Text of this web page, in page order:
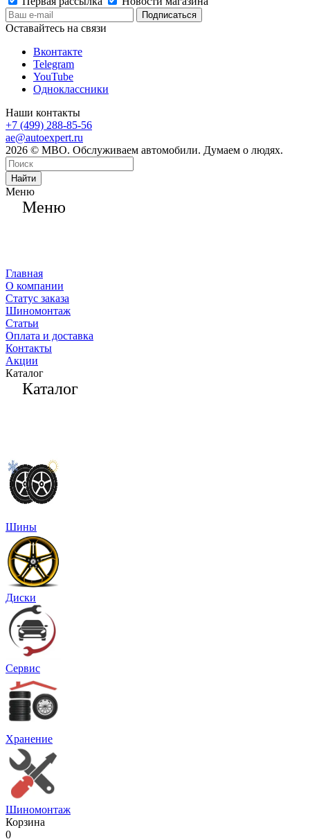
Оставайтесь на связи
Вконтакте
Telegram
YouTube
Одноклассники
Наши контакты
+7 (499) 288-85-56
ae@autoexpert.ru
2026 © МВО. Обслуживаем автомобили. Думаем о людях.
Найти
Меню
Меню
Главная
О компании
Статус заказа
Шиномонтаж
Статьи
Оплата и доставка
Контакты
Акции
Каталог
Каталог
Шины
Диски
Сервис
Хранение
Шиномонтаж
Корзина
0